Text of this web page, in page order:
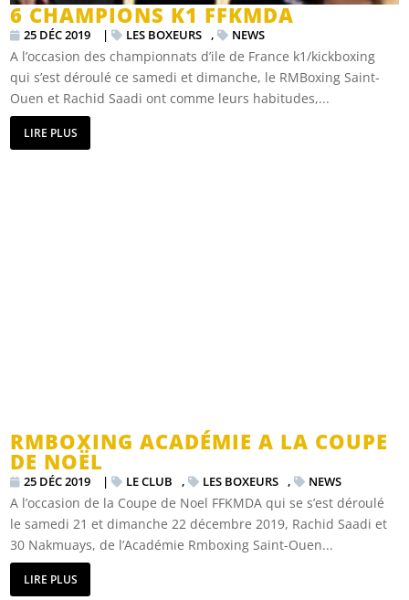
6 CHAMPIONS K1 FFKMDA
25 DÉC 2019 | LES BOXEURS , NEWS
A l’occasion des championnats d’ile de France k1/kickboxing
qui s’est déroulé ce samedi et dimanche, le RMBoxing Saint-
Ouen et Rachid Saadi ont comme leurs habitudes,...
LIRE PLUS
RMBOXING ACADÉMIE A LA COUPE
DE NOËL
25 DÉC 2019 | LE CLUB , LES BOXEURS , NEWS
A l’occasion de la Coupe de Noel FFKMDA qui se s’est déroulé
le samedi 21 et dimanche 22 décembre 2019, Rachid Saadi et
30 Nakmuays, de l’Académie Rmboxing Saint-Ouen...
LIRE PLUS